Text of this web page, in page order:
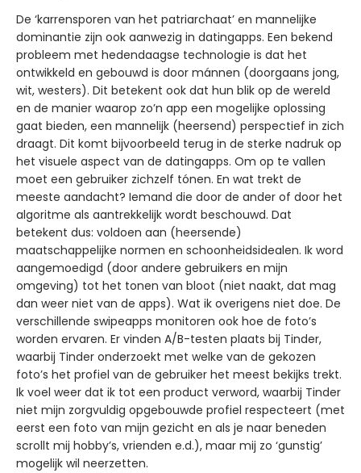
De ‘karrensporen van het patriarchaat’ en mannelijke
dominantie zijn ook aanwezig in datingapps. Een bekend
probleem met hedendaagse technologie is dat het
ontwikkeld en gebouwd is door mánnen (doorgaans jong,
wit, westers). Dit betekent ook dat hun blik op de wereld
en de manier waarop zo’n app een mogelijke oplossing
gaat bieden, een mannelijk (heersend) perspectief in zich
draagt. Dit komt bijvoorbeeld terug in de sterke nadruk op
het visuele aspect van de datingapps. Om op te vallen
moet een gebruiker zichzelf tónen. En wat trekt de
meeste aandacht? Iemand die door de ander of door het
algoritme als aantrekkelijk wordt beschouwd. Dat
betekent dus: voldoen aan (heersende)
maatschappelijke normen en schoonheidsidealen. Ik word
aangemoedigd (door andere gebruikers en mijn
omgeving) tot het tonen van bloot (niet naakt, dat mag
dan weer niet van de apps). Wat ik overigens niet doe. De
verschillende swipeapps monitoren ook hoe de foto’s
worden ervaren. Er vinden A/B-testen plaats bij Tinder,
waarbij Tinder onderzoekt met welke van de gekozen
foto’s het profiel van de gebruiker het meest bekijks trekt.
Ik voel weer dat ik tot een product verword, waarbij Tinder
niet mijn zorgvuldig opgebouwde profiel respecteert (met
eerst een foto van mijn gezicht en als je naar beneden
scrollt mij hobby’s, vrienden e.d.), maar mij zo ‘gunstig’
mogelijk wil neerzetten.